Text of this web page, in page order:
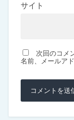
サイト
次回のコメ
名前、メールア